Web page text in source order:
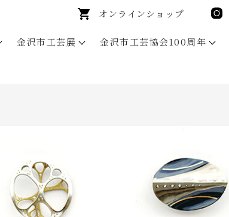
オンラインショップ
金沢市工芸展 金沢市工芸協会100周年